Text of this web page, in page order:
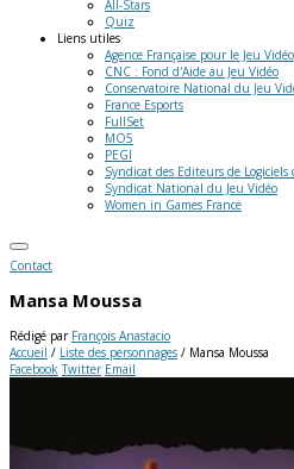
All-Stars
Quiz
Liens utiles
Agence Française pour le Jeu Vidéo
CNC : Fond d'Aide au Jeu Vidéo
Conservatoire National du Jeu
France Esports
FullSet
MO5
PEGI
Syndicat des Editeurs de Logiciels
Syndicat National du Jeu Vidéo
Women in Games France
Contact
Mansa Moussa
Rédigé par François Anastacio
Accueil / Liste des personnages / Mansa Moussa
Facebook Twitter Email